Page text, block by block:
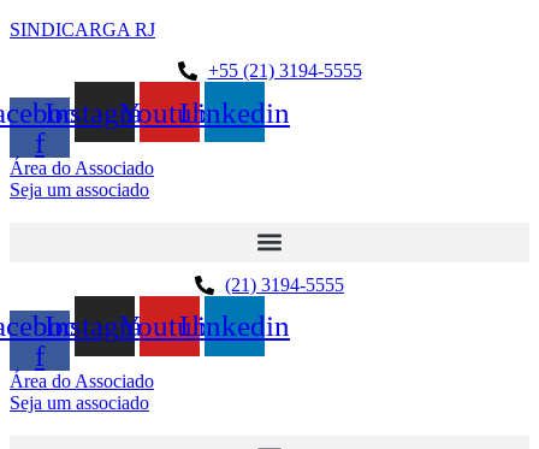
SINDICARGA RJ
+55 (21) 3194-5555
f
InstagramYoutubeLinkedin
Área do Associado
Seja um associado
(21) 3194-5555
f
InstagramYoutubeLinkedin
Área do Associado
Seja um associado